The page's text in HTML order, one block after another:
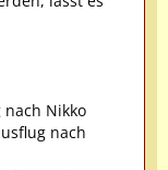
nach Nikko
nach